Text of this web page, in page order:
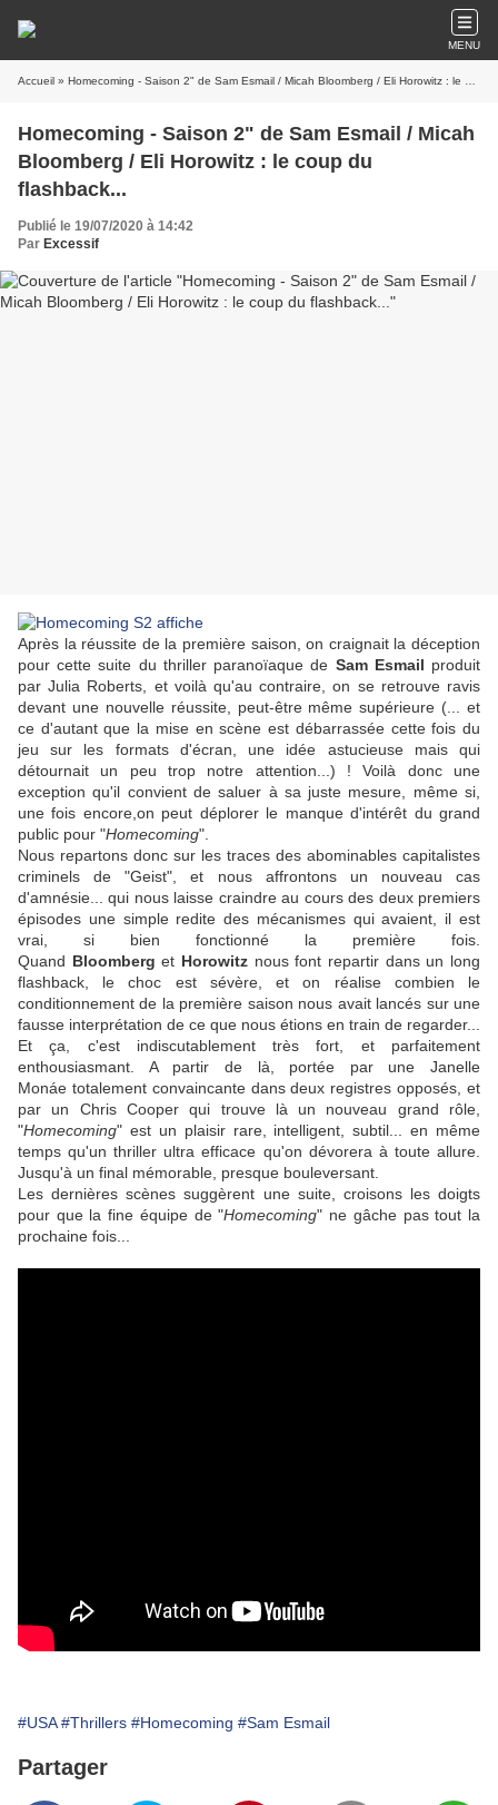
MENU
Accueil » Homecoming - Saison 2" de Sam Esmail / Micah Bloomberg / Eli Horowitz : le coup du flashback...
Homecoming - Saison 2" de Sam Esmail / Micah
Bloomberg / Eli Horowitz : le coup du
flashback...
Publié le 19/07/2020 à 14:42
Par Excessif
Après la réussite de la première saison, on craignait la déception
pour cette suite du thriller paranoïaque de Sam Esmail produit
parJulia Roberts , et voilà qu'au contraire, on se retrouve ravis
devant une nouvelle réussite, peut-être même supérieure (... et
ce d'autant que la mise en scène est débarrassée cette fois du
jeu sur les formats d'écran, une idée astucieuse mais qui
détournait un peu trop notre attention...) ! Voilà donc une
exception qu'il convient de saluer à sa juste mesure, même si,
une fois encore,on peut déplorer le manque d'intérêt du grand
public pour "Homecoming".
Nous repartons donc sur les traces des abominables capitalistes
criminels de "Geist", et nous affrontons un nouveau cas
d'amnésie... qui nous laisse craindre au cours des deux premiers
épisodes une simple redite des mécanismes qui avaient, il est
vrai, si bien fonctionné la première fois.
Quand Bloomberg et Horowitz nous font repartir dans un long
flashback, le choc est sévère, et on réalise combien le
conditionnement de la première saison nous avait lancés sur une
fausse interprétation de ce que nous étions en train de regarder...
Et ça, c'est indiscutablement très fort, et parfaitement
enthousiasmant. A partir de là, portée par une Janelle
Monáe totalement convaincante dans deux registres opposés, et
par un Chris Cooperqui trouve là un nouveau grand rôle,
"Homecoming" est un plaisir rare, intelligent, subtil... en même
temps qu'un thriller ultra efficace qu'on dévorera à toute allure.
Jusqu'à un final mémorable, presque bouleversant.
Les dernières scènes suggèrent une suite, croisons les doigts
pour que la fine équipe de "Homecoming" ne gâche pas tout la
prochaine fois...
#USA #Thrillers #Homecoming #Sam Esmail
Partager